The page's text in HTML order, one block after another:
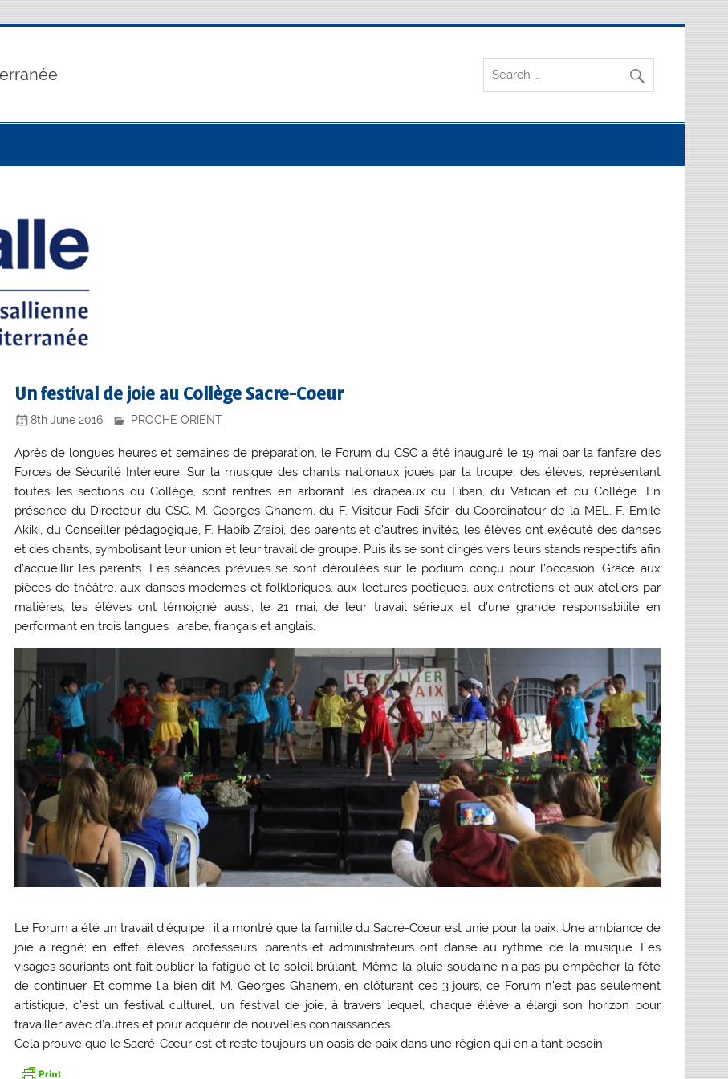
Un festival de joie au Collège Sacre-Coeur
8th June 2016 PROCHE ORIENT
Après de longues heures et semaines de préparation, le Forum du CSC a été inauguré le 19 mai par la fanfare des
Forces de Sécurité Intérieure. Sur la musique des chants nationaux joués par la troupe, des élèves, représentant
toutes les sections du Collège, sont rentrés en arborant les drapeaux du Liban, du Vatican et du Collège. En
présence du Directeur du CSC, M. Georges Ghanem, du F. Visiteur Fadi Sfeir, du Coordinateur de la MEL, F. Emile
Akiki, du Conseiller pédagogique, F. Habib Zraibi, des parents et d’autres invités, les élèves ont exécuté des danses
et des chants, symbolisant leur union et leur travail de groupe. Puis ils se sont dirigés vers leurs stands respectifs afin
d’accueillir les parents. Les séances prévues se sont déroulées sur le podium conçu pour l’occasion. Grâce aux
pièces de théâtre, aux danses modernes et folkloriques, aux lectures poétiques, aux entretiens et aux ateliers par
matières, les élèves ont témoigné aussi, le 21 mai, de leur travail sérieux et d’une grande responsabilité en
performant en trois langues : arabe, français et anglais.
Le Forum a été un travail d’équipe ; il a montré que la famille du Sacré-Cœur est unie pour la paix. Une ambiance de
joie a régné; en effet, élèves, professeurs, parents et administrateurs ont dansé au rythme de la musique. Les
visages souriants ont fait oublier la fatigue et le soleil brûlant. Même la pluie soudaine n’a pas pu empêcher la fête
de continuer. Et comme l’a bien dit M. Georges Ghanem, en clôturant ces 3 jours, ce Forum n’est pas seulement
artistique, c’est un festival culturel, un festival de joie, à travers lequel, chaque élève a élargi son horizon pour
travailler avec d’autres et pour acquérir de nouvelles connaissances.
Cela prouve que le Sacré-Cœur est et reste toujours un oasis de paix dans une région qui en a tant besoin.